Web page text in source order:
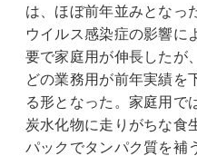
は、ほぼ前年並みとなっ
ウイルス感染症の影響に
要で家庭用が伸長したが
どの業務用が前年実績を
る形となった。家庭用で
炭水化物に走りがちな食
パックでタンパク質を補